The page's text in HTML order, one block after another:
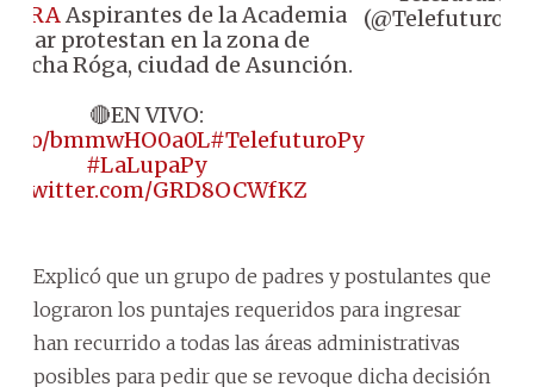
Aspirantes de la Academia
protestan en la zona de
Róga, ciudad de Asunción.
🔴EN VIVO:
bmmwHO0a0L#TelefuturoPy
#LaLupaPy
GRD8OCWfKZ
(@Telefuturo)
Explicó que un grupo de padres y postulantes que
lograron los puntajes requeridos para ingresar
han recurrido a todas las áreas administrativas
posibles para pedir que se revoque dicha decisión